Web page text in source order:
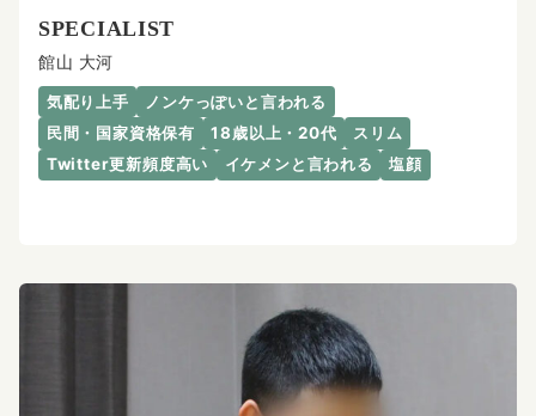
SPECIALIST
館山 大河
気配り上手
ノンケっぽいと言われる
民間・国家資格保有
18歳以上・20代
スリム
Twitter更新頻度高い
イケメンと言われる 塩顔